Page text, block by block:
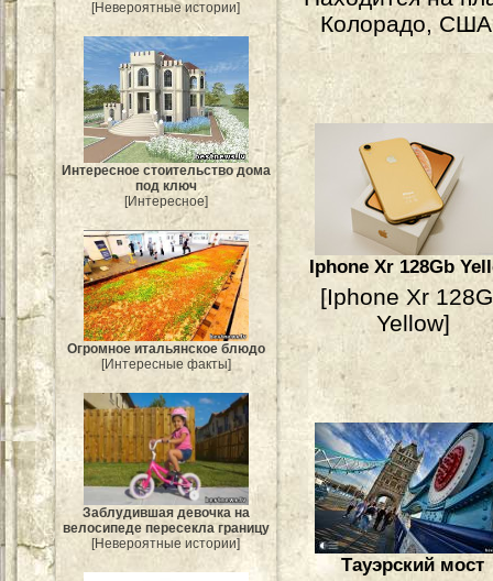
[Невероятные истории]
Интересное стоительство дома
под ключ
[Интересное]
Огромное итальянское блюдо
[Интересные факты]
Заблудившая девочка на
велосипеде пересекла границу
[Невероятные истории]
Колорадо,
Iphone Xr 128Gb
[Iphone Xr
Yellow]
Тауэрский мост